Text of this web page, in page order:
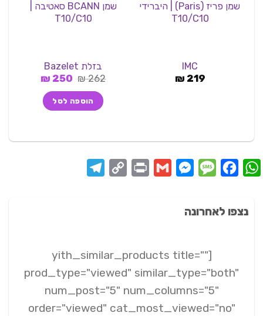
שמן פריז (Paris) | היברידי
T10/C10
IMC
219
₪
שמן BCANN סאטיבה |
T10/C10
בזלת Bazelet
262
₪ המחיר
היה:
262 ₪.
250
₪המחיר
הוא:
250 ₪.
הוספה לסל
WhatsApp
Facebook
Message
Messenger
Gmail
Print
Copy
Telegram
נצפו לאחרונה
[yith_similar_products title=""
prod_type="viewed" similar_type="both"
num_post="5" num_columns="5"
order="viewed" cat_most_viewed="no"